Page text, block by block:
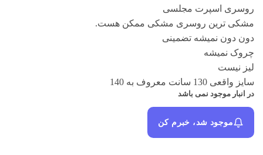
روسری اسپرت مجلسی
مشکی ترین روسری مشکی ممکن هست.
دون دون نمیشه تضمینی
چروک نمیشه
لیز نیست
سایز واقعی 130 سانت معروف به 140
در انبار موجود نمی باشد
موجود شد، خبرم کن